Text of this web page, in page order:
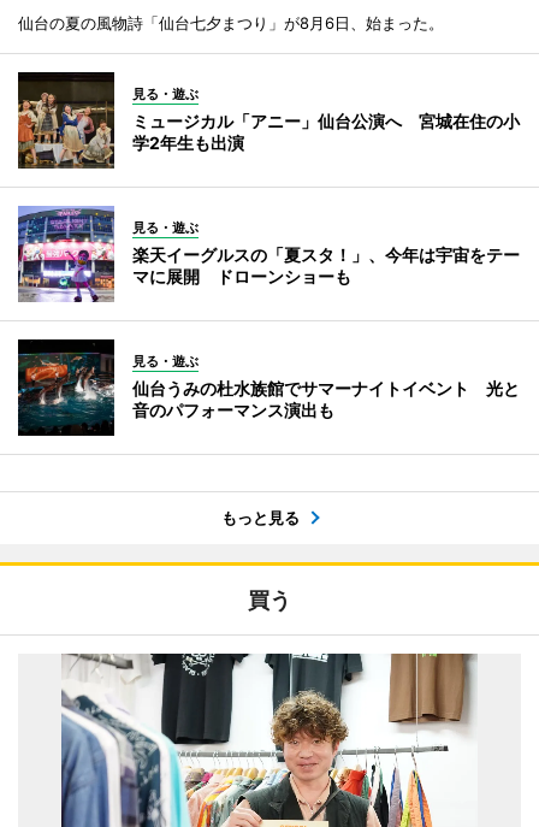
仙台の夏の風物詩「仙台七夕まつり」が8月6日、始まった。
見る・遊ぶ
ミュージカル「アニー」仙台公演へ 宮城在住の小
学2年生も出演
見る・遊ぶ
楽天イーグルスの「夏スタ！」、今年は宇宙をテー
マに展開 ドローンショーも
見る・遊ぶ
仙台うみの杜水族館でサマーナイトイベント 光と
音のパフォーマンス演出も
もっと見る
買う